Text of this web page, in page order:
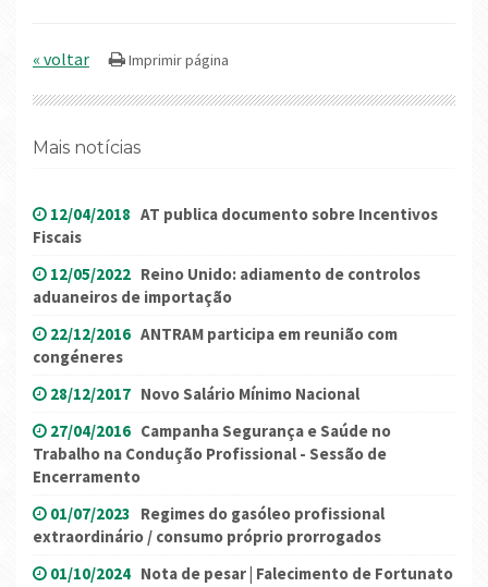
« voltar
Mais notícias
12/04/2018 AT publica documento sobre Incentivos
Fiscais
12/05/2022 Reino Unido: adiamento de controlos
aduaneiros de importação
22/12/2016 ANTRAM participa em reunião com
congéneres
28/12/2017 Novo Salário Mínimo Nacional
27/04/2016 Campanha Segurança e Saúde no
Trabalho na Condução Profissional - Sessão de
Encerramento
01/07/2023 Regimes do gasóleo profissional
extraordinário / consumo próprio prorrogados
01/10/2024 Nota de pesar | Falecimento de Fortunato